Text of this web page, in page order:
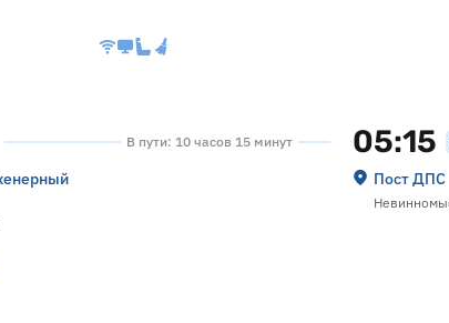
В пути: 10 часов 15 минут 05:15
Пост ДПС